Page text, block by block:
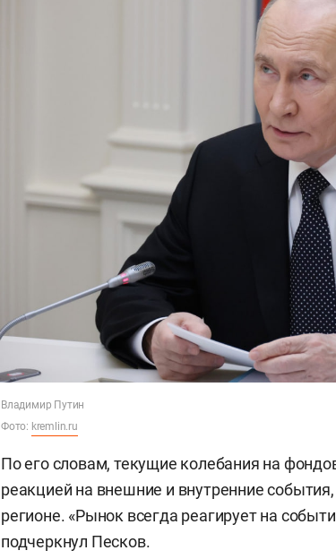
Владимир Путин
Фото: kremlin.ru
По его словам, текущие колебания на
реакцией на внешние и внутренние
регионе. «Рынок всегда реагирует на
подчеркнул Песков.